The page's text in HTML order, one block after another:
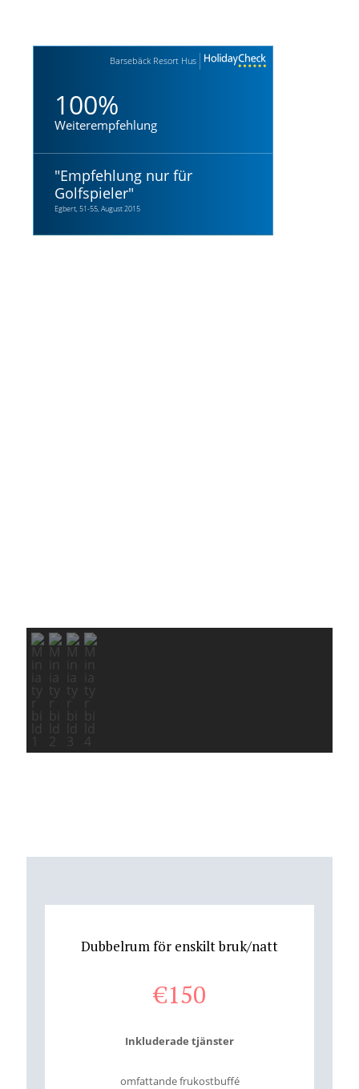
Barsebäck Resort Hus
100%
Weiterempfehlung
"Empfehlung nur für
Golfspieler"
Egbert, 51-55, August 2015
Dubbelrum för enskilt bruk/natt
€150
Inkluderade tjänster
omfattande frukostbuffé